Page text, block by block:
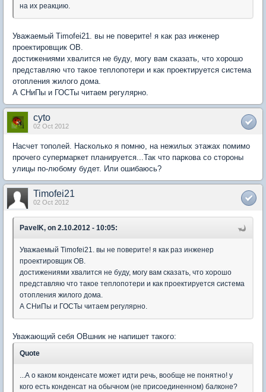
на их реакцию.
Уважаемый Timofei21. вы не поверите! я как раз инженер
проектировщик ОВ.
достижениями хвалится не буду, могу вам сказать, что хорошо
представляю что такое теплопотери и как проектируется система
отопления жилого дома.
А СНиПы и ГОСТы читаем регулярно.
cyto
02 Oct 2012
Насчет тополей. Насколько я помню, на нежилых этажах помимо
прочего супермаркет планируется...Так что паркова со стороны
улицы по-любому будет. Или ошибаюсь?
Timofei21
02 Oct 2012
PavelK, on 2.10.2012 - 10:05:
Уважаемый Timofei21. вы не поверите! я как раз инженер
проектировщик ОВ.
достижениями хвалится не буду, могу вам сказать, что хорошо
представляю что такое теплопотери и как проектируется система
отопления жилого дома.
А СНиПы и ГОСТы читаем регулярно.
Уважающий себя ОВшник не напишет такого:
Quote
...А о каком конденсате может идти речь, вообще не понятно! у
кого есть конденсат на обычном (не присоединенном) балконе?